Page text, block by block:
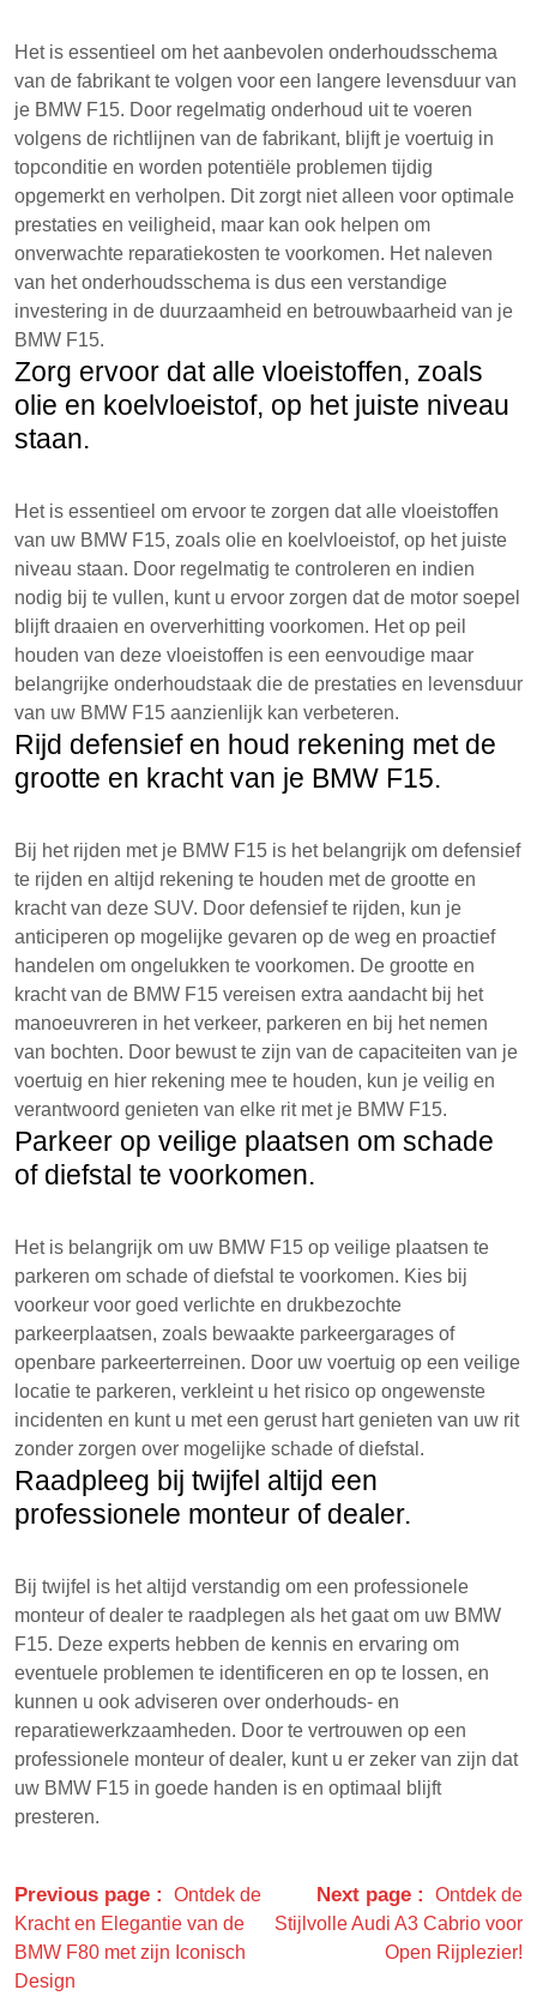
Het is essentieel om het aanbevolen onderhoudsschema
van de fabrikant te volgen voor een langere levensduur van
je BMW F15. Door regelmatig onderhoud uit te voeren
volgens de richtlijnen van de fabrikant, blijft je voertuig in
topconditie en worden potentiële problemen tijdig
opgemerkt en verholpen. Dit zorgt niet alleen voor optimale
prestaties en veiligheid, maar kan ook helpen om
onverwachte reparatiekosten te voorkomen. Het naleven
van het onderhoudsschema is dus een verstandige
investering in de duurzaamheid en betrouwbaarheid van je
BMW F15.
Zorg ervoor dat alle vloeistoffen, zoals
olie en koelvloeistof, op het juiste niveau
staan.
Het is essentieel om ervoor te zorgen dat alle vloeistoffen
van uw BMW F15, zoals olie en koelvloeistof, op het juiste
niveau staan. Door regelmatig te controleren en indien
nodig bij te vullen, kunt u ervoor zorgen dat de motor soepel
blijft draaien en oververhitting voorkomen. Het op peil
houden van deze vloeistoffen is een eenvoudige maar
belangrijke onderhoudstaak die de prestaties en levensduur
van uw BMW F15 aanzienlijk kan verbeteren.
Rijd defensief en houd rekening met de
grootte en kracht van je BMW F15.
Bij het rijden met je BMW F15 is het belangrijk om defensief
te rijden en altijd rekening te houden met de grootte en
kracht van deze SUV. Door defensief te rijden, kun je
anticiperen op mogelijke gevaren op de weg en proactief
handelen om ongelukken te voorkomen. De grootte en
kracht van de BMW F15 vereisen extra aandacht bij het
manoeuvreren in het verkeer, parkeren en bij het nemen
van bochten. Door bewust te zijn van de capaciteiten van je
voertuig en hier rekening mee te houden, kun je veilig en
verantwoord genieten van elke rit met je BMW F15.
Parkeer op veilige plaatsen om schade
of diefstal te voorkomen.
Het is belangrijk om uw BMW F15 op veilige plaatsen te
parkeren om schade of diefstal te voorkomen. Kies bij
voorkeur voor goed verlichte en drukbezochte
parkeerplaatsen, zoals bewaakte parkeergarages of
openbare parkeerterreinen. Door uw voertuig op een veilige
locatie te parkeren, verkleint u het risico op ongewenste
incidenten en kunt u met een gerust hart genieten van uw rit
zonder zorgen over mogelijke schade of diefstal.
Raadpleeg bij twijfel altijd een
professionele monteur of dealer.
Bij twijfel is het altijd verstandig om een professionele
monteur of dealer te raadplegen als het gaat om uw BMW
F15. Deze experts hebben de kennis en ervaring om
eventuele problemen te identificeren en op te lossen, en
kunnen u ook adviseren over onderhouds- en
reparatiewerkzaamheden. Door te vertrouwen op een
professionele monteur of dealer, kunt u er zeker van zijn dat
uw BMW F15 in goede handen is en optimaal blijft
presteren.
Previous page
Ontdek de
Kracht en Elegantie van de
BMW F80 met zijn Iconisch
Design
Next page
Ontdek de
Stijlvolle Audi A3 Cabrio voor
Open Rijplezier!